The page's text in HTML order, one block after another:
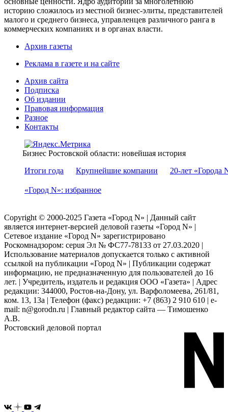
историю сложилось из местной бизнес-элиты, представителей
малого и среднего бизнеса, управленцев различного ранга в
коммерческих компаниях и в органах власти.
Архив газеты
Реклама в газете и на сайте
Архив сайта
Подписка
Об издании
Правовая информация
Разное
Контакты
Бизнес Ростовской области: новейшая история
Итоги года
Крупнейшие компании 20-лет «Города
«Город N»: избранное
Copyright © 2000-2025 Газета «Город N» | Данный сайт
является интернет-версией деловой газеты «Город N» |
Сетевое издание «Город N» зарегистрировано
Роскомнадзором: серuя Эл № ФС77-78133 от 27.03.2020 |
Использование материалов допускается только с активной
ссылкой на публикации «Город N» | Публикации содержат
информацию, не предназначенную для пользователей до 16
лет. | Учредитель, издатель и редакция ООО «Газета» | Адрес
редакции: 344000, Ростов-на-Дону, ул. Варфоломеева, 261/81,
ком. 13, 13а | Телефон (факс) редакции: +7 (863) 2 910 610 | e-
mail: n@gorodn.ru | Главный редактор сайта — Тимошенко
А.В.
Ростовский деловой портал